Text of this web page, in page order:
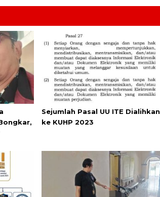
Sejumlah Pasal UU ITE Dialihkan
ke KUHP 2023